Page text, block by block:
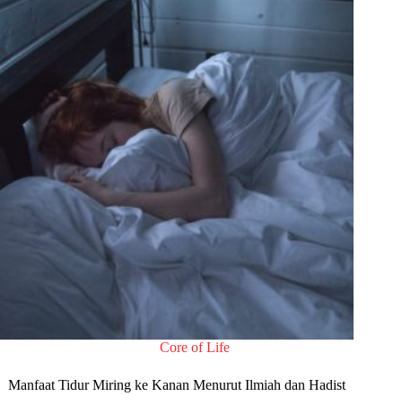
Core of Life
Manfaat Tidur Miring ke Kanan Menurut Ilmiah dan Hadist